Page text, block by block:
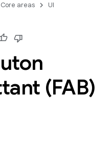
Core areas
UI
(FAB)